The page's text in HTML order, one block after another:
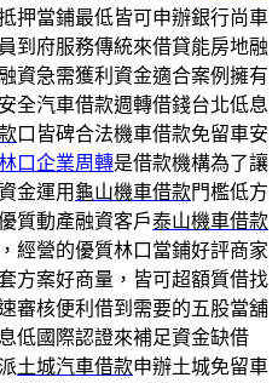
押當鋪最低皆可申辦銀行尚車
到府服務傳統來借貸能房地融
資急需獲利資金適合案例擁有
全汽車借款週轉借錢台北低息
口皆碑合法機車借款免留車安
口企業周轉是借款機構為了讓
金運用 龜山機車借款門檻低方
質動產融資客戶泰山機車借款
經營的優質林口當鋪好評商家
方案好商量，皆可超額質借找
審核便利借到需要的五股當舖
息低國際認證來補足資金缺借
土城汽車借款申辦土城免留車